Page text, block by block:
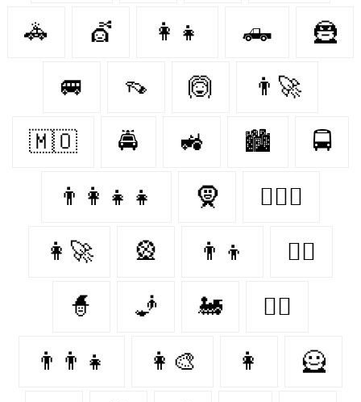
🚓 💇‍ 👩‍👧 🛻 🦹‍
🚐 👡 🙆‍ 👨‍🚀
🇲🇴 🚔 🚜 🏙 🚍
👨‍👩‍👧‍👧 🧕 👩‍❤️‍👩
👩‍🚀 🎡 👨‍👦 👩‍✈️
🧙‍ 🧞‍ 🚂 👩‍⚖️
👨‍👨‍👧 👩‍🎨 👩‍ 🦸‍